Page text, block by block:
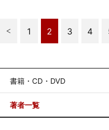
1 2 3 4
書籍・CD・DVD
著者一覧